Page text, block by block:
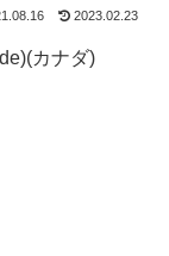
2023.02.23
カナダ)